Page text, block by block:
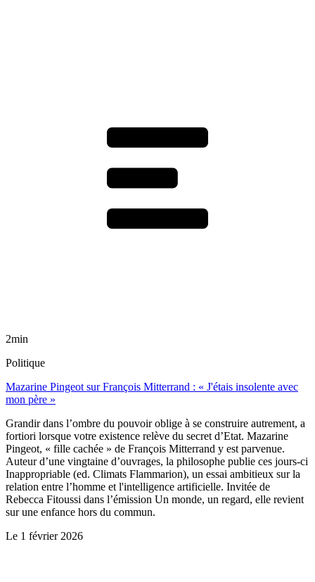
2min
Politique
Mazarine Pingeot sur François Mitterrand : « J'étais insolente avec
mon père »
Grandir dans l’ombre du pouvoir oblige à se construire autrement, a
fortiori lorsque votre existence relève du secret d’Etat. Mazarine
Pingeot, « fille cachée » de François Mitterrand y est parvenue.
Auteur d’une vingtaine d’ouvrages, la philosophe publie ces jours-ci
Inappropriable (ed. Climats Flammarion), un essai ambitieux sur la
relation entre l’homme et l'intelligence artificielle. Invitée de
Rebecca Fitoussi dans l’émission Un monde, un regard, elle revient
sur une enfance hors du commun.
Le 1 février 2026